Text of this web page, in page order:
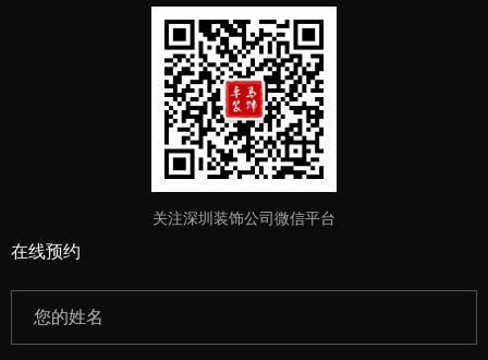
关注深圳装饰公司微信平台
在线预约